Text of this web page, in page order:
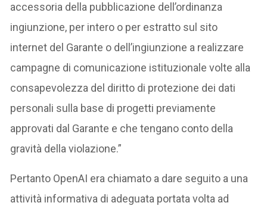
accessoria della pubblicazione dell’ordinanza
ingiunzione, per intero o per estratto sul sito
internet del Garante o dell’ingiunzione a realizzare
campagne di comunicazione istituzionale volte alla
consapevolezza del diritto di protezione dei dati
personali sulla base di progetti previamente
approvati dal Garante e che tengano conto della
gravità della violazione.”
Pertanto OpenAI era chiamato a dare seguito a una
attività informativa di adeguata portata volta ad